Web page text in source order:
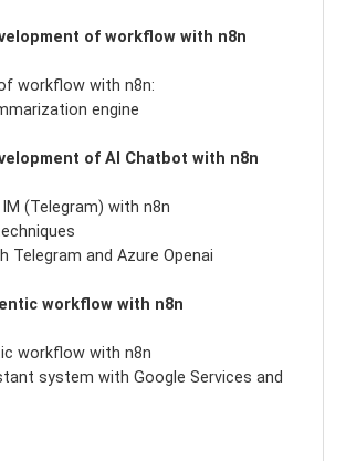
of workflow with n8n
workflow with n8n:
engine
of AI Chatbot with n8n
(Telegram) with n8n
Telegram and Azure Openai
workflow with n8n
workflow with n8n
system with Google Services and